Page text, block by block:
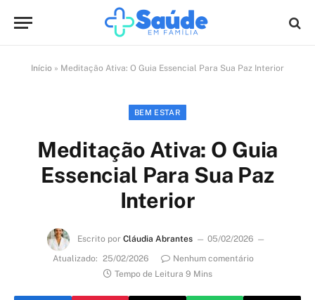
Início » Meditação Ativa: O Guia Essencial Para Sua Paz Interior
BEM ESTAR
Meditação Ativa: O Guia
Essencial Para Sua Paz
Interior
Escrito por Cláudia Abrantes
05/02/2026
Atualizado: 25/02/2026
Nenhum comentário
Tempo de Leitura 9 Mins